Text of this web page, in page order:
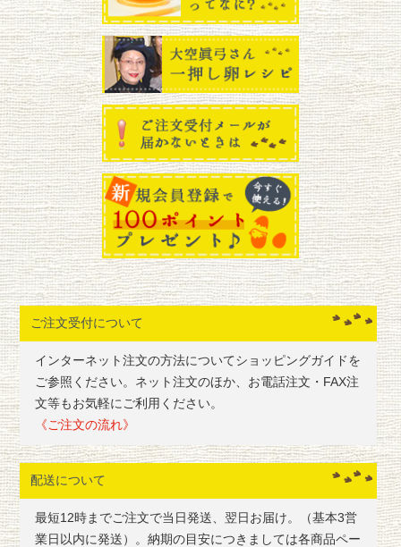
ご注文受付について
インターネット注文の方法についてショッピングガイドを
ご参照ください。ネット注文のほか、お電話注文・FAX注
文等もお気軽にご利用ください。
《ご注文の流れ》
配送について
最短12時までご注文で当日発送、翌日お届け。（基本3営
業日以内に発送）。納期の目安につきましては各商品ペー